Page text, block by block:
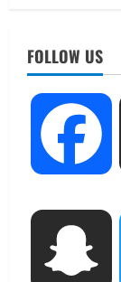
FOLLOW US